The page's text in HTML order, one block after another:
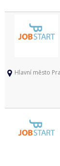
Hlavní město